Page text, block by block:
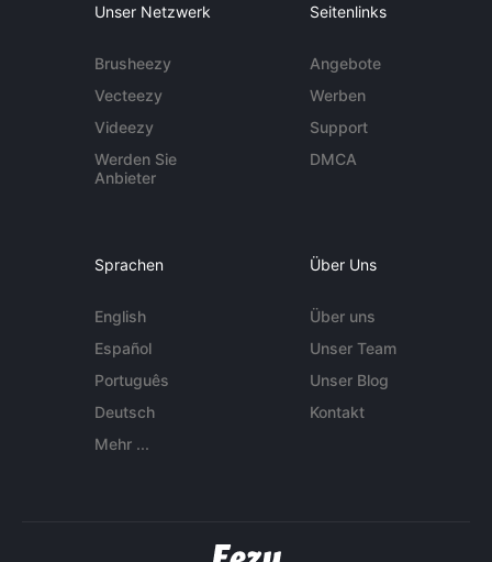
Unser Netzwerk
Brusheezy
Vecteezy
Videezy
Werden Sie
Anbieter
Seitenlinks
Angebote
Werben
Support
DMCA
Sprachen
English
Español
Português
Deutsch
Mehr ...
Über Uns
Über uns
Unser Team
Unser Blog
Kontakt